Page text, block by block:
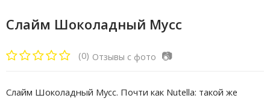
Слайм Шоколадный Мусс
(0) Отзывы с фото 📷
Слайм Шоколадный Мусс. Почти как Nutella: такой же